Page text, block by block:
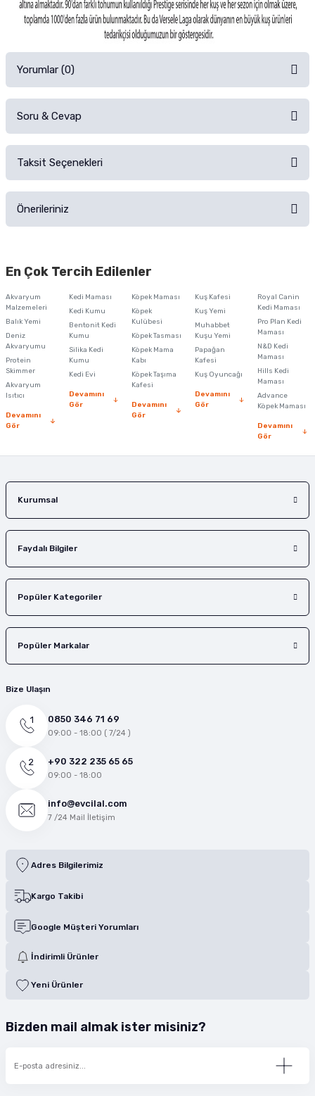
Yorumlar (0)
Ürünü Satın Al ve Yorumla
Soru & Cevap
Taksit Seçenekleri
Önerileriniz
iletebilirsiniz.
Ürün resmi kalitesiz, bozuk veya görüntülenemiyor.
Ürün açıklamasında eksik bilgiler bulunuyor.
Ürün bilgilerinde hatalar bulunuyor.
Ürün fiyatı diğer sitelerden daha pahalı.
Bu ürüne benzer farklı alternatifler olmalı.
En Çok Tercih Edilenler
Akvaryum
Malzemeleri
Balık Yemi
Deniz
Akvaryumu
Protein
Skimmer
Akvaryum
Isıtıcı
Devamını
Gör
Kedi Maması
Kedi Kumu
Bentonit Kedi
Kumu
Silika Kedi
Kumu
Kedi Evi
Devamını
Gör
Köpek Maması
Köpek
Kulübesi
Köpek Tasması
Köpek Mama
Kabı
Köpek Taşıma
Kafesi
Devamını
Gör
Kuş Kafesi
Kuş Yemi
Muhabbet
Kuşu Yemi
Papağan
Kafesi
Kuş Oyuncağı
Devamını
Gör
Royal Canin
Kedi Maması
Pro Plan Kedi
Maması
N&D Kedi
Maması
Hills Kedi
Maması
Advance
Köpek Maması
Devamını
Gör
Kurumsal
Faydalı Bilgiler
Popüler Kategoriler
Popüler Markalar
Bize Ulaşın
0850 346 71 69
09:00 - 18:00 ( 7/24 )
+90 322 235 65 65
09:00 - 18:00
info@evcilal.com
7 /24 Mail İletişim
Adres Bilgilerimiz
Kargo Takibi
Google Müşteri Yorumları
İndirimli Ürünler
Yeni Ürünler
Bizden mail almak ister misiniz?